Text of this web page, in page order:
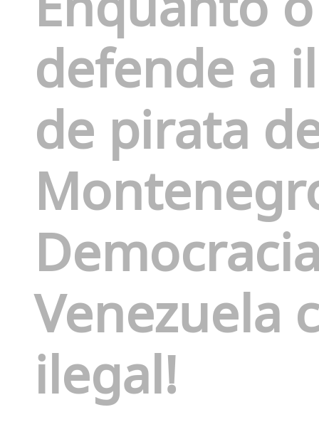
defende a
de pirata
Venezuela
ilegal!